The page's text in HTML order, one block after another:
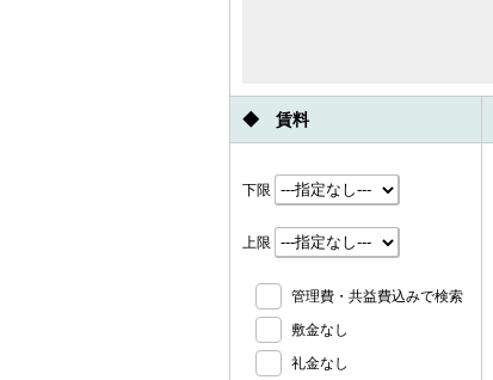
◆ 賃料
下限
上限
管理費・共益費込みで検索
敷金なし
礼金なし